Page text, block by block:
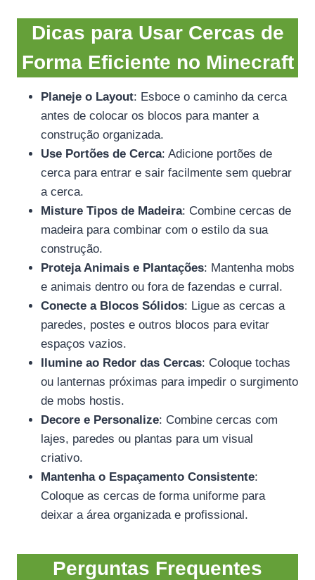
Dicas para Usar Cercas de
Forma Eficiente no Minecraft
Planeje o Layout: Esboce o caminho da cerca
antes de colocar os blocos para manter a
construção organizada.
Use Portões de Cerca: Adicione portões de
cerca para entrar e sair facilmente sem quebrar
a cerca.
Misture Tipos de Madeira: Combine cercas de
madeira para combinar com o estilo da sua
construção.
Proteja Animais e Plantações: Mantenha mobs
e animais dentro ou fora de fazendas e curral.
Conecte a Blocos Sólidos: Ligue as cercas a
paredes, postes e outros blocos para evitar
espaços vazios.
Ilumine ao Redor das Cercas: Coloque tochas
ou lanternas próximas para impedir o surgimento
de mobs hostis.
Decore e Personalize: Combine cercas com
lajes, paredes ou plantas para um visual
criativo.
Mantenha o Espaçamento Consistente:
Coloque as cercas de forma uniforme para
deixar a área organizada e profissional.
Perguntas Frequentes